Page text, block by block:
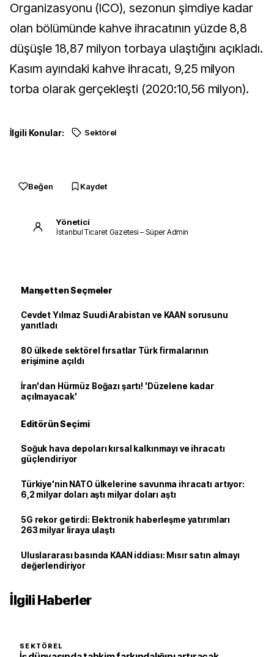
Organizasyonu (ICO), sezonun şimdiye kadar
olan bölümünde kahve ihracatının yüzde 8,8
düşüşle 18,87 milyon torbaya ulaştığını açıkladı.
Kasım ayındaki kahve ihracatı, 9,25 milyon
torba olarak gerçekleşti (2020:10,56 milyon).
İlgili Konular: Sektörel
Beğen Kaydet
Yönetici
İstanbul Ticaret Gazetesi – Süper Admin
Manşetten Seçmeler
Cevdet Yılmaz Suudi Arabistan ve KAAN sorusunu
yanıtladı
80 ülkede sektörel fırsatlar Türk firmalarının
erişimine açıldı
İran'dan Hürmüz Boğazı şartı! 'Düzelene kadar
açılmayacak'
Editörün Seçimi
Soğuk hava depoları kırsal kalkınmayı ve ihracatı
güçlendiriyor
Türkiye'nin NATO ülkelerine savunma ihracatı artıyor:
6,2 milyar doları aştı milyar doları aştı
5G rekor getirdi: Elektronik haberleşme yatırımları
263 milyar liraya ulaştı
Uluslararası basında KAAN iddiası: Mısır satın almayı
değerlendiriyor
İlgili Haberler
SEKTÖREL